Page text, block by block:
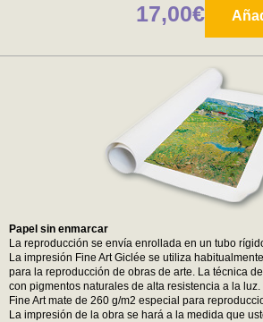
17,00€
Papel sin enmarcar
La reproducción se envía enrollada en un tubo
La impresión Fine Art Giclée se utiliza
para la reproducción de obras de arte. La técnica
con pigmentos naturales de alta resistencia a la luz.
Fine Art mate de 260 g/m2 especial para
La impresión de la obra se hará a la medida que